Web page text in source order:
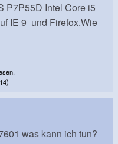
P7P55D Intel Core i5
IE 9 und Firefox.Wie
was kann ich tun?